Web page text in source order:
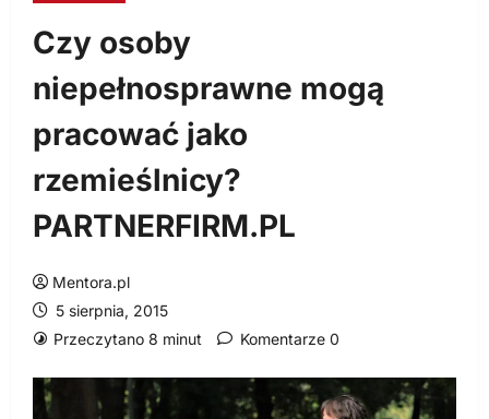
Czy osoby
niepełnosprawne mogą
pracować jako
rzemieślnicy?
PARTNERFIRM.PL
Mentora.pl
5 sierpnia, 2015
Przeczytano 8 minut
Komentarze 0